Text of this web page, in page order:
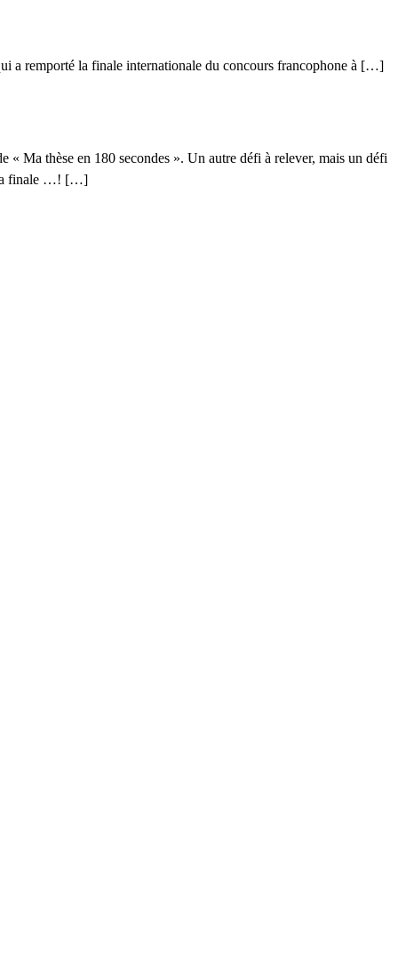
a remporté la finale internationale du concours francophone à […]
Ma thèse en 180 secondes ». Un autre défi à relever, mais un défi
la finale …! […]